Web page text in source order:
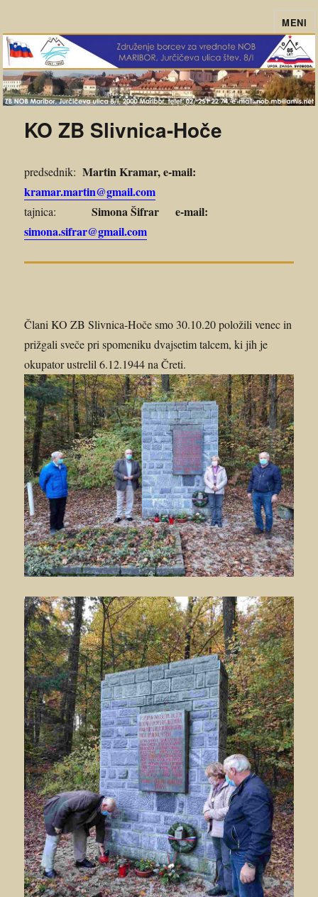
ZB-NOB Maribor MENI
KO ZB Slivnica-Hoče
predsednik:Martin Kramar, e-mail:
kramar.martin@gmail.com
tajnica:
Simona Šifrar e-mail:
simona.sifrar@gmail.com
Člani KO ZB Slivnica-Hoče smo 30.10.20 položili venec in
prižgali sveče pri spomeniku dvajsetim talcem, ki jih je
okupator ustrelil 6.12.1944 na Čreti.